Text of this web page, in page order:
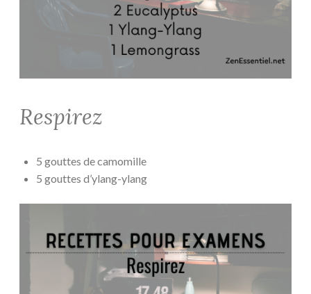
Respirez
5 gouttes de camomille
5 gouttes d’ylang-ylang